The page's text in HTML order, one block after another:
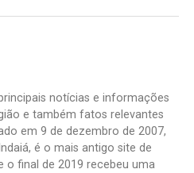
notícias e informações
e também fatos relevantes
em 9 de dezembro de 2007,
é o mais antigo site de
o final de 2019 recebeu uma